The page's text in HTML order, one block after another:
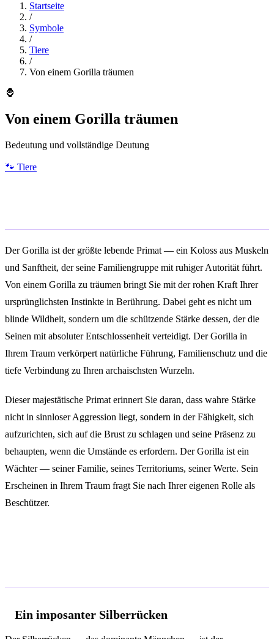
Startseite
/
Symbole
/
Tiere
/
Von einem Gorilla träumen
🦍
Von einem Gorilla träumen
Bedeutung und vollständige Deutung
🐾 Tiere
Der Gorilla ist der größte lebende Primat — ein Koloss aus Muskeln
und Sanftheit, der seine Familiengruppe mit ruhiger Autorität führt.
Von einem Gorilla zu träumen bringt Sie mit der rohen Kraft Ihrer
ursprünglichsten Instinkte in Berührung. Dabei geht es nicht um
blinde Wildheit, sondern um die schützende Stärke dessen, der die
Seinen mit absoluter Entschlossenheit verteidigt. Der Gorilla in
Ihrem Traum verkörpert natürliche Führung, Familienschutz und die
tiefe Verbindung zu Ihren archaischsten Wurzeln.
Dieser majestätische Primat erinnert Sie daran, dass wahre Stärke
nicht in sinnloser Aggression liegt, sondern in der Fähigkeit, sich
aufzurichten, sich auf die Brust zu schlagen und seine Präsenz zu
behaupten, wenn die Umstände es erfordern. Der Gorilla ist ein
Wächter — seiner Familie, seines Territoriums, seiner Werte. Sein
Erscheinen in Ihrem Traum fragt Sie nach Ihrer eigenen Rolle als
Beschützer.
Ein imposanter Silberrücken